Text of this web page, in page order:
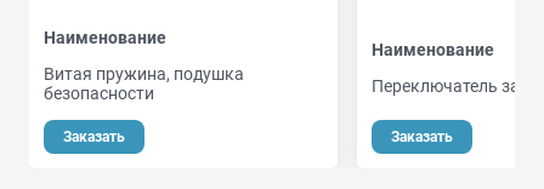
Наименование
Витая пружина, подушка
безопасности
Заказать
Наименование
Переключатель
Заказать